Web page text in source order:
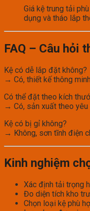
Giá kệ trung tải
dụng và tháo lắp
FAQ – Câu hỏi
Kệ có dễ lắp đặt không?
→ Có, thiết kế thông
Có thể đặt theo kích
→ Có, sản xuất theo yêu
Kệ có bị gỉ không?
→ Không, sơn tĩnh điện
Kinh nghiệm
Xác định tải trọng
Đo diện tích kho
Chọn loại kệ phù